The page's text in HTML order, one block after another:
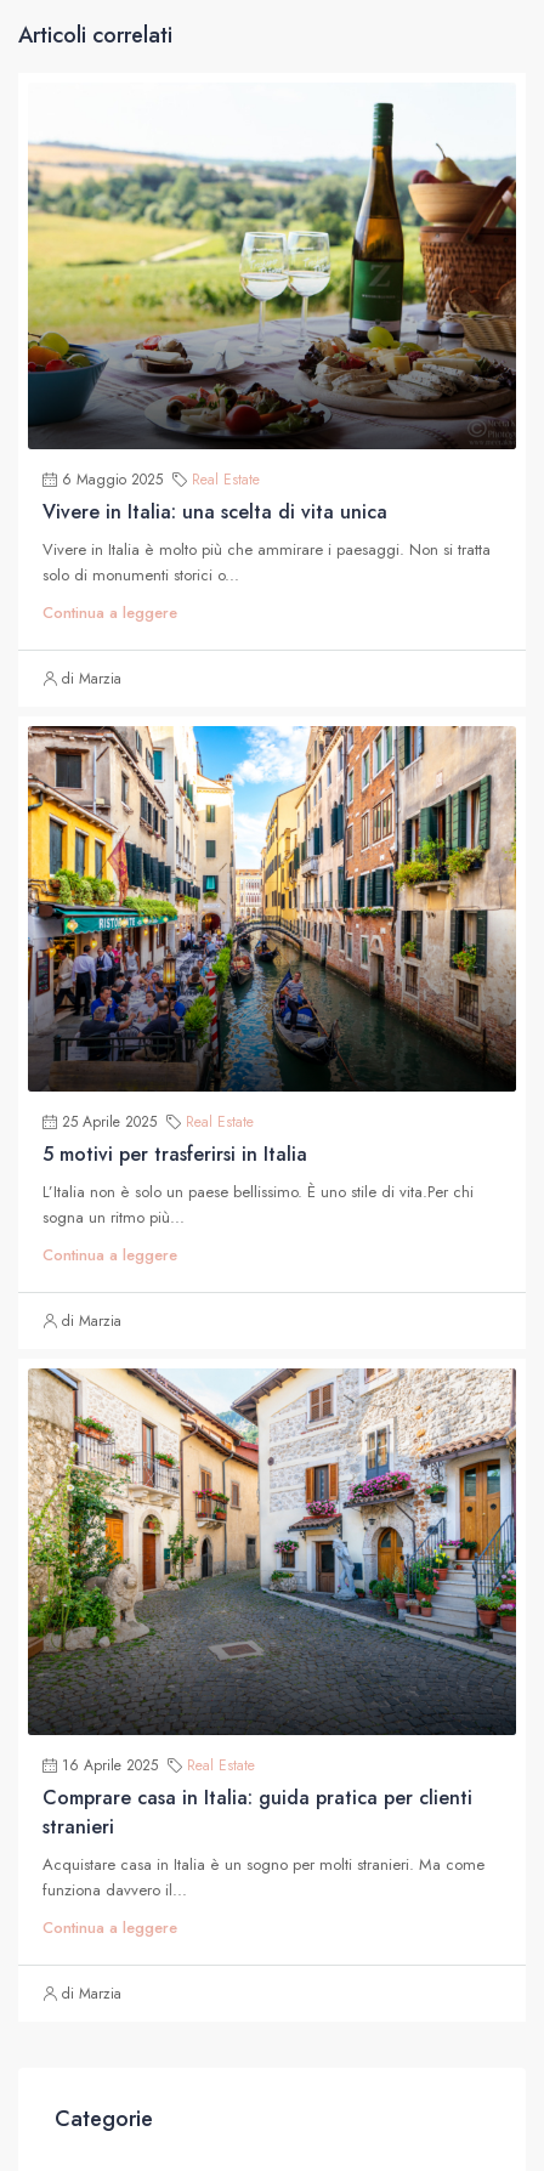
Articoli correlati
6 Maggio 2025 Real Estate
Vivere in Italia: una scelta di vita unica
Vivere in Italia è molto più che ammirare i paesaggi. Non si tratta
solo di monumenti storici o...
Continua a leggere
di Marzia
25 Aprile 2025 Real Estate
5 motivi per trasferirsi in Italia
L’Italia non è solo un paese bellissimo. È uno stile di vita.Per chi
sogna un ritmo più...
Continua a leggere
di Marzia
16 Aprile 2025 Real Estate
Comprare casa in Italia: guida pratica per clienti
stranieri
Acquistare casa in Italia è un sogno per molti stranieri. Ma come
funziona davvero il...
Continua a leggere
di Marzia
Categorie